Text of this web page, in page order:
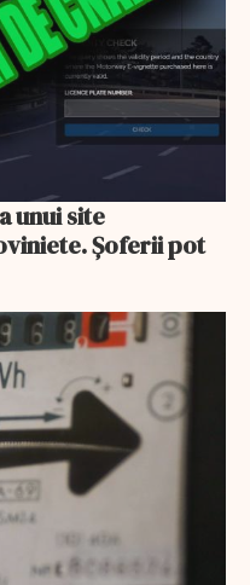
unui site
Șoferii pot